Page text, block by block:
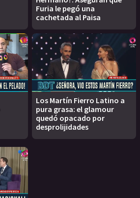
Furia le pegó una
cachetada al Paisa
Los Martín Fierro Latino a
pura grasa: el glamour
quedó opacado por
desprolijidades